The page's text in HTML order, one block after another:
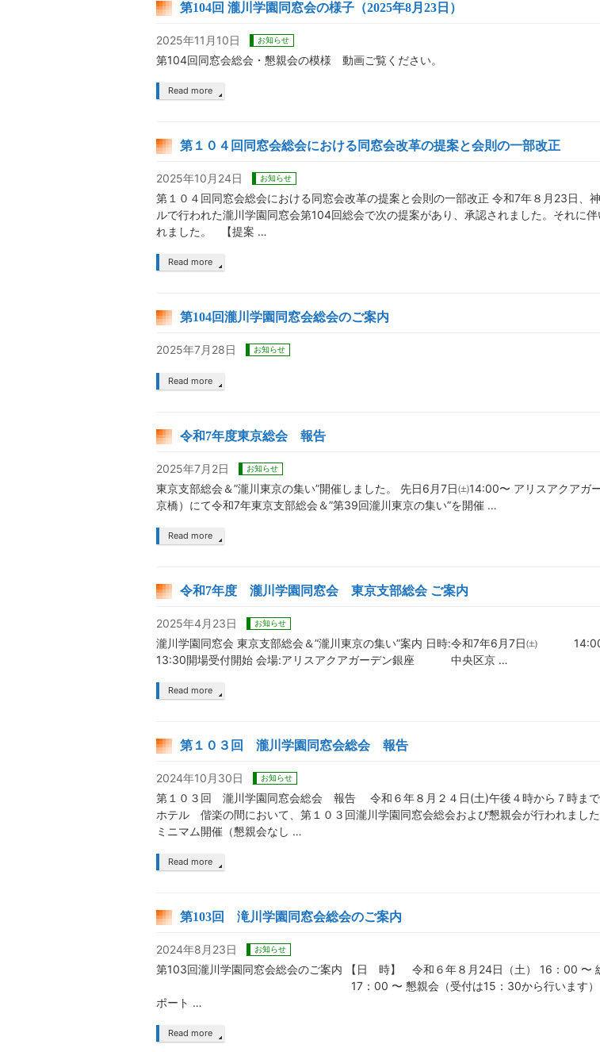
第104回 瀧川学園同窓会の様子（2025年8月23日）
2025年11月10日 お知らせ
第104回同窓会総会・懇親会の模様 動画ご覧ください。
Read more
第１０４回同窓会総会における同窓会改革の提案と会則の一部改正
2025年10月24日 お知らせ
第１０４回同窓会総会における同窓会改革の提案と会則の一部改正 令和7年８月23日、
ルで行われた瀧川学園同窓会第104回総会で次の提案があり、承認されました。それに伴
れました。 【提案 …
Read more
第104回瀧川学園同窓会総会のご案内
2025年7月28日 お知らせ
Read more
令和7年度東京総会 報告
2025年7月2日 お知らせ
東京支部総会＆”瀧川東京の集い”開催しました。 先日6月7日㈯14:00〜 アリスアクアガ
京橋）にて令和7年東京支部総会＆”第39回瀧川東京の集い”を開催 …
Read more
令和7年度 瀧川学園同窓会 東京支部総会 ご案内
2025年4月23日 お知らせ
瀧川学園同窓会 東京支部総会＆”瀧川東京の集い”案内 日時:令和7年6月7日㈯
13:30開場受付開始 会場:アリスアクアガーデン銀座 中央区京 …
Read more
第１０３回 瀧川学園同窓会総会 報告
2024年10月30日 お知らせ
第１０３回 瀧川学園同窓会総会 報告 令和６年８月２４日(土)午後４時から７時まで
ホテル 偕楽の間において、第１０３回瀧川学園同窓会総会および懇親会が行われまし
ミニマム開催（懇親会なし …
Read more
第103回 滝川学園同窓会総会のご案内
2024年8月23日 お知らせ
第103回瀧川学園同窓会総会のご案内 【日 時】 令和６年８月24日（土） 16：00
17：00 〜 懇親会（受付は15：30から行います） 【
ポート …
Read more